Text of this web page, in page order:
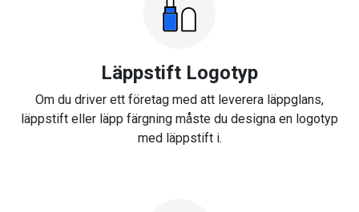
Läppstift Logotyp
Om du driver ett företag med att leverera läppglans,
läppstift eller läpp färgning måste du designa en logotyp
med läppstift i.